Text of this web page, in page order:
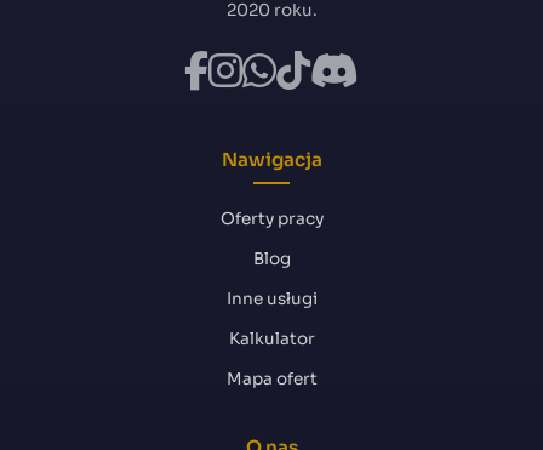
2020 roku.
Nawigacja
Oferty pracy
Blog
Inne usługi
Kalkulator
Mapa ofert